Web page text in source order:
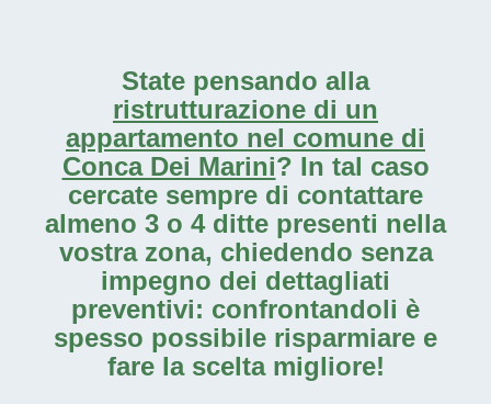
State pensando alla
ristrutturazione di un
appartamento nel comune di
Conca Dei Marini? In tal caso
cercate sempre di contattare
almeno 3 o 4 ditte presenti nella
vostra zona, chiedendo senza
impegno dei dettagliati
preventivi: confrontandoli è
spesso possibile risparmiare e
fare la scelta migliore!